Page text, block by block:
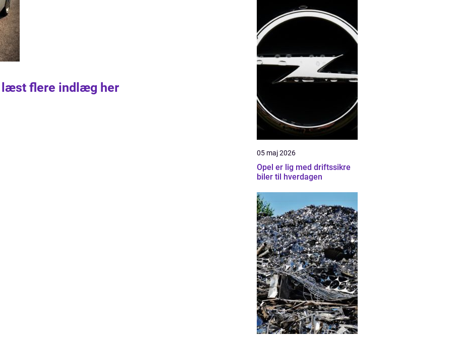
læst flere indlæg her
05 maj 2026
Opel er lig med driftssikre
biler til hverdagen